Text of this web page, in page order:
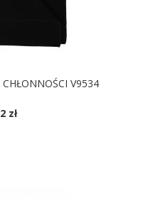
CHŁONNOŚCI V9534
zł